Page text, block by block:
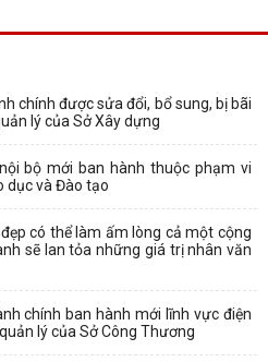
chính được sửa đổi, bổ sung, bị bãi
lý của Sở Xây dựng
bộ mới ban hành thuộc phạm vi
dục và Đào tạo
có thể làm ấm lòng cả một cộng
sẽ lan tỏa những giá trị nhân văn
chính ban hành mới lĩnh vực điện
lý của Sở Công Thương